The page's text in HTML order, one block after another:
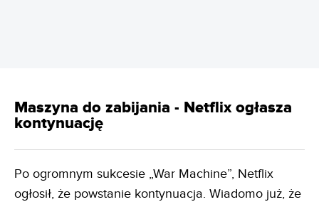
Maszyna do zabijania - Netflix ogłasza
kontynuację
Po ogromnym sukcesie „War Machine”, Netflix
ogłosił, że powstanie kontynuacja. Wiadomo już, że